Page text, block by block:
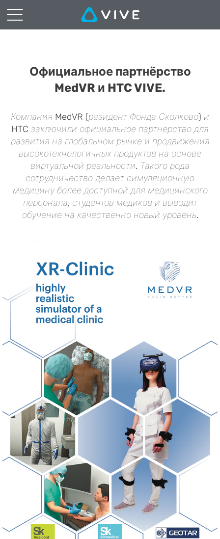
Официальное партнёрство
MedVR и HTC VIVE.
Компания MedVR (резидент Фонда Сколково) и
HTC заключили официальное партнерство для
развития на глобальном рынке и продвижения
высокотехнологичных продуктов на основе
виртуальной реальности. Такого рода
сотрудничество делает симуляционную
медицину более доступной для медицинского
персонала, студентов медиков и выводит
обучение на качественно новый уровень.